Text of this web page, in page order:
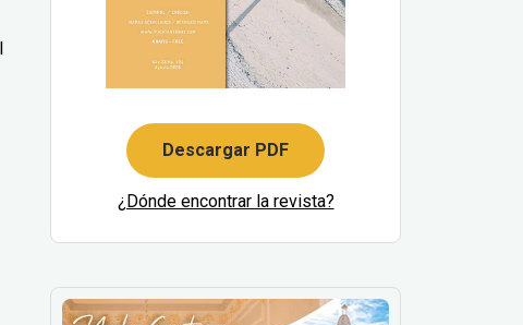
Descargar PDF
¿Dónde encontrar la revista?